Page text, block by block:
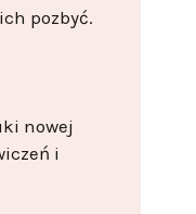
pozbyć.
nowej
i